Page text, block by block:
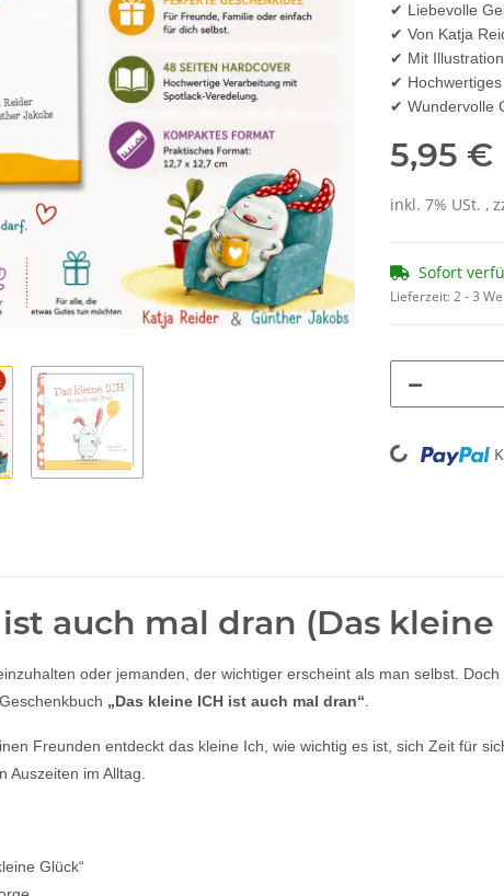
✔ Liebevolle
✔ Von Katja
✔ Mit
✔
✔ Wundervolle
5,95 €
inkl. 7% USt. ,
Sofort
Lieferzeit:2 - 3
Loading...
auch mal dran (Das kleine
oder jemanden, der wichtiger erscheint als man selbst.
„Das kleine ICH ist auch mal dran“.
Freunden entdeckt das kleine Ich, wie wichtig es ist, sich Zeit für
Auszeiten im Alltag.
Glück“